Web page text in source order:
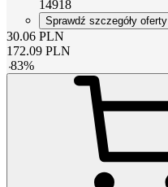
14918
Sprawdź szczegóły oferty
30.06 PLN
172.09 PLN
-83%